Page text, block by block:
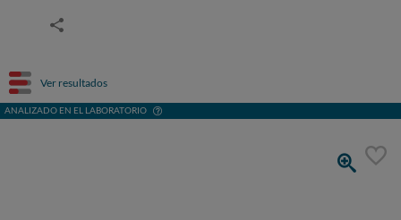
Ver resultados
ANALIZADO EN EL LABORATORIO